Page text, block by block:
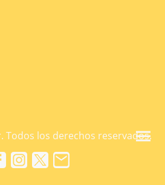
los derechos reservados.